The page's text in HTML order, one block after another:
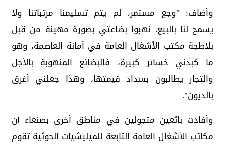
وأضاف: "وجع مستمر، لم يتم تسليمنا مرتباتنا ولا
يسمح لنا بالبيع. نهبوا بضاعتي بصورة مهينة من قبل
بلاطجة مكتب الأشغال العامة في أمانة العاصمة، وهو
ما كبدني خسائر كبيرة، فالبضائع المنهوبة بالأجل
والتجار يطالبون بسداد قيمتها، وهذا جعلني أغرق
بالديون".
وأفادت بائعين متجولين في مناطق أخرى بصنعاء أن
مكاتب الأشغال العامة التابعة للميليشيات الحوثية تقوم